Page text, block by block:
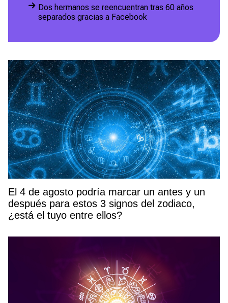
Dos hermanos se reencuentran tras 60 años
separados gracias a Facebook
El 4 de agosto podría marcar un antes y un
después para estos 3 signos del zodiaco,
¿está el tuyo entre ellos?